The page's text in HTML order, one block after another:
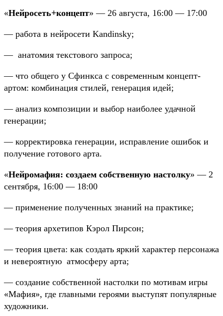
«Нейросеть+концепт» — 26 августа, 16:00 — 17:00
— работа в нейросети Kandinsky;
— анатомия текстового запроса;
— что общего у Сфинкса с современным концепт-
артом: комбинация стилей, генерация идей;
— анализ композиции и выбор наиболее удачной
генерации;
— корректировка генерации, исправление ошибок и
получение готового арта.
«Нейромафия: создаем собственную настолку» — 2
сентября, 16:00 — 18:00
— применение полученных знаний на практике;
— теория архетипов Кэрол Пирсон;
— теория цвета: как создать яркий характер персонажа
и невероятную атмосферу арта;
— создание собственной настолки по мотивам игры
«Мафия», где главными героями выступят популярные
художники.